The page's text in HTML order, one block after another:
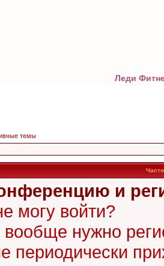
Леди
темы
и
могу войти?
нужно
периодически